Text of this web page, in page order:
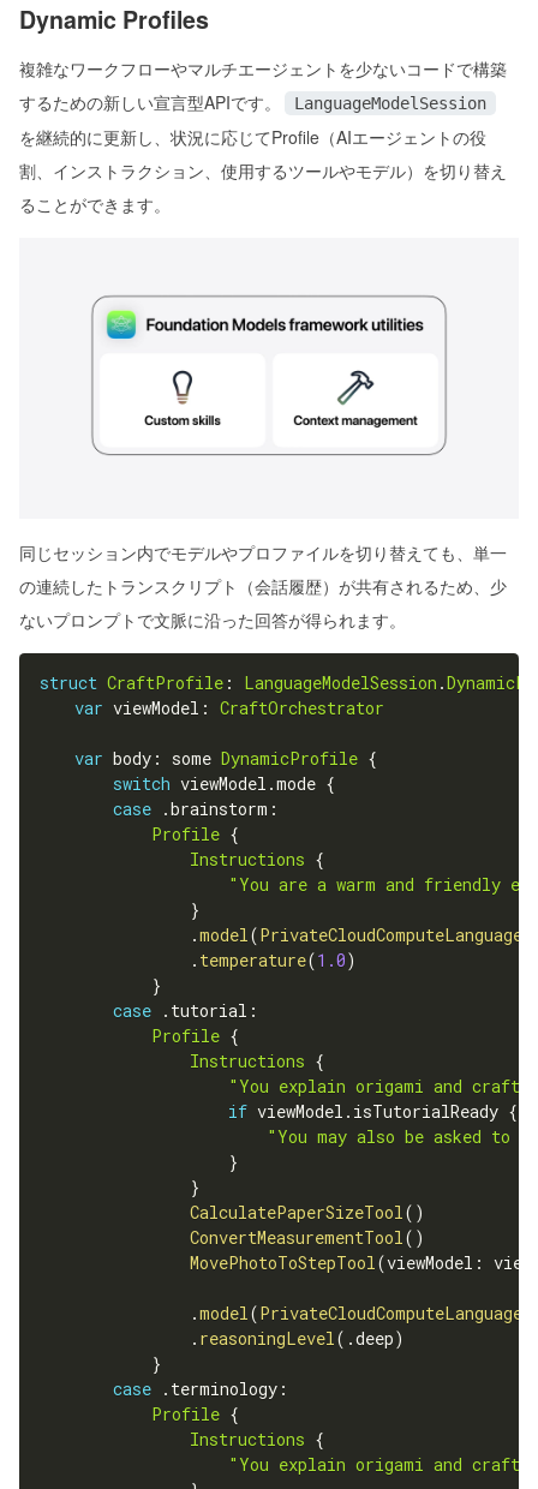
Dynamic Profiles
複雑なワークフローやマルチエージェントを少ないコードで構築
するための新しい宣言型APIです。
LanguageModelSession
を継続的に更新し、状況に応じてProfile（AIエージェントの役
割、インストラクション、使用するツールやモデル）を切り替え
ることができます。
同じセッション内でモデルやプロファイルを切り替えても、単一
の連続したトランスクリプト（会話履歴）が共有されるため、少
ないプロンプトで文脈に沿った回答が得られます。
struct CraftProfile : LanguageModelSession .
var viewModel : CraftOrchestrator
var body : some DynamicProfile {
switch viewModel .mode {
case .brainstorm :
Profile {
Instructions {
"You are a warm and friendly
}
.model (
. temperature(1.0)
}
case . tutorial :
Profile {
Instructions {
"You explain origami and
if viewModel . isTutorialReady {
"You may also be asked to
}
}
CalculatePaperSizeTool ( )
ConvertMeasurementTool ( )
MovePhotoToStepTool (viewModel :
.model (
. reasoningLevel ( .deep)
}
case . terminology :
Profile {
Instructions {
"You explain origami and craft